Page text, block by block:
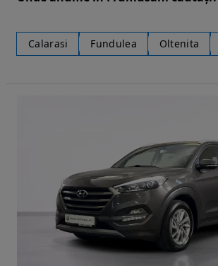
Calarasi Fundulea Oltenita